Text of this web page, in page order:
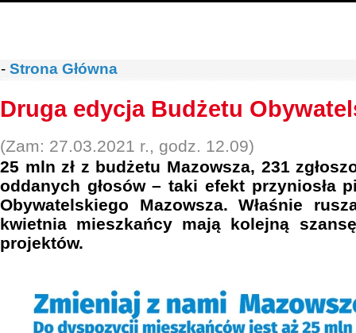
- Strona Główna
Druga edycja Budżetu
(Zam: 27.03.2021 r., godz. 12.09)
25 mln zł z budżetu Mazowsza, 231
oddanych głosów – taki efekt przyniosła
Obywatelskiego Mazowsza. Właśnie
kwietnia mieszkańcy mają kolejną
projektów.